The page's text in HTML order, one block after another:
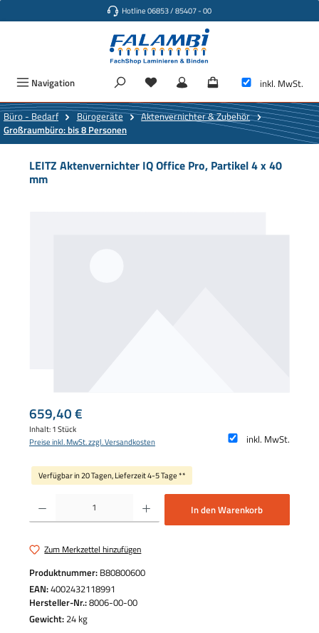
Hotline 06853 / 85407 - 00
Navigation inkl. MwSt.
Büro - Bedarf Bürogeräte
Aktenvernichter & Zubehör
Großraumbüro: bis 8 Personen
LEITZ Aktenvernichter IQ Office Pro, Partikel 4 x 40
mm
Regulärer Preis:
659,40 €
Inhalt:1 Stück
inkl. MwSt.
Preise inkl. MwSt. zzgl. Versandkosten
Verfügbar in 20 Tagen, Lieferzeit 4-5 Tage **
Produkt Anzahl: Gib den gewünschten Wert ein oder benutze die Schaltflächen um
In den Warenkorb
Zum Merkzettel hinzufügen
Produktnummer: B80800600
EAN:4002432118991
Hersteller-Nr.:8006-00-00
Gewicht:24 kg